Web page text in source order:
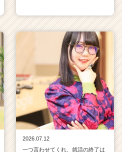
2026.07.12
一つ言わせてくれ、就活の終了は